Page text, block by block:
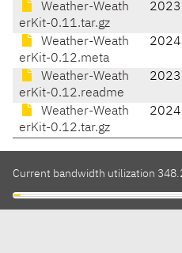
Weather-Weath
erKit-0.11.tar.gz
Weather-Weath
erKit-0.12.meta
Weather-Weath
erKit-0.12.readme
Weather-Weath
erKit-0.12.tar.gz
Current bandwidth utilization